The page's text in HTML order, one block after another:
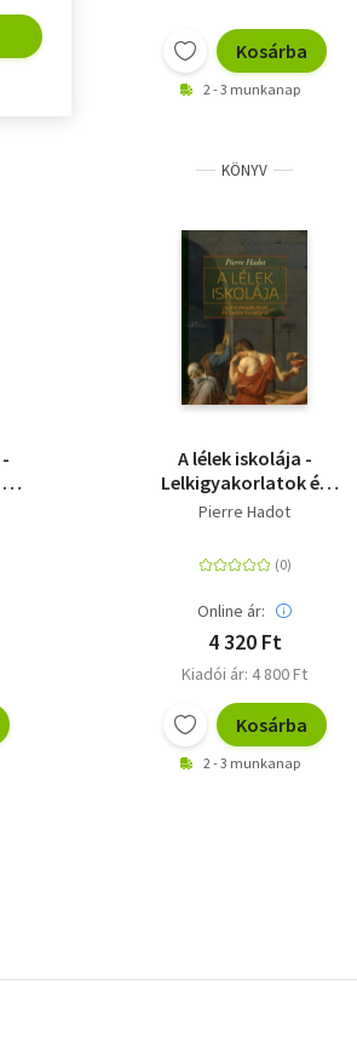
Kosárba
2 - 3 munkanap
KÖNYV
A lélek iskolája -
Lelkigyakorlatok és
ókori filozófia
Pierre Hadot
Online ár:
4 320 Ft
Kiadói ár: 4 800 Ft
Kosárba
2 - 3 munkanap